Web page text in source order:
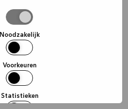
Noodzakelijk
Voorkeuren
Statistieken